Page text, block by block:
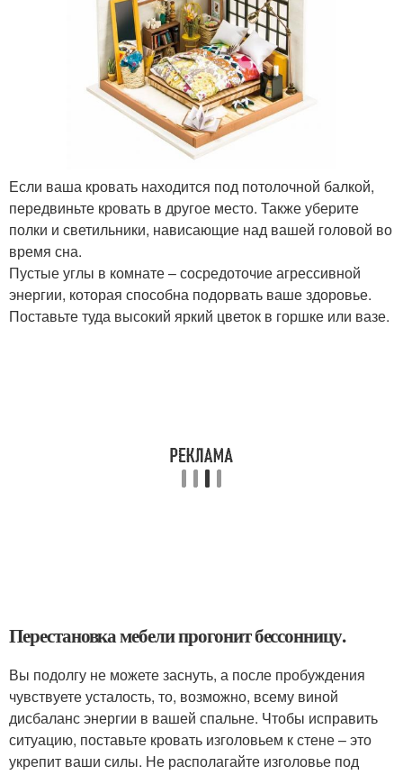
Если ваша кровать находится под потолочной балкой,
передвиньте кровать в другое место. Также уберите
полки и светильники, нависающие над вашей головой во
время сна.
Пустые углы в комнате – сосредоточие агрессивной
энергии, которая способна подорвать ваше здоровье.
Поставьте туда высокий яркий цветок в горшке или вазе.
Перестановка мебели прогонит бессонницу.
Вы подолгу не можете заснуть, а после пробуждения
чувствуете усталость, то, возможно, всему виной
дисбаланс энергии в вашей спальне. Чтобы исправить
ситуацию, поставьте кровать изголовьем к стене – это
укрепит ваши силы. Не располагайте изголовье под